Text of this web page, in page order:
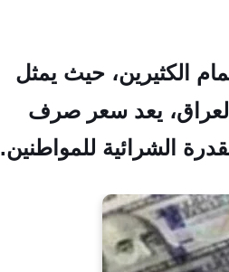
الكثيرين، حيث يمثل
العراق، يعد سعر صرف
الشرائية للمواطنين.